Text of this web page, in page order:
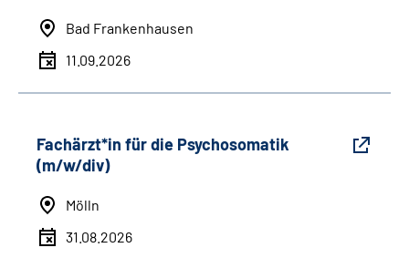
Bad Frankenhausen
11.09.2026
Fachärzt*in für die Psychosomatik
(m/w/div)
Mölln
31.08.2026